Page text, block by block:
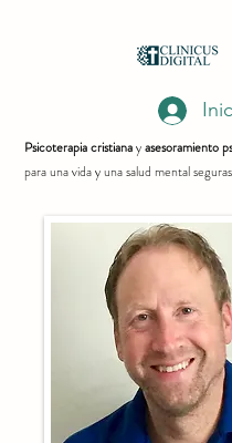
Psicoterapia cristianayasesoramiento
para una vida y una salud mental